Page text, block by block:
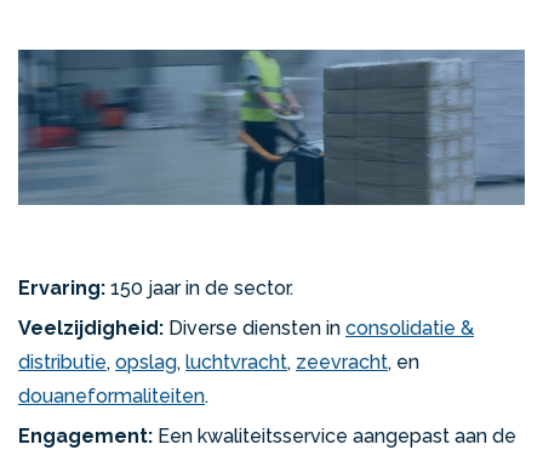
Ervaring: 150 jaar in de sector.
Veelzijdigheid: Diverse diensten in consolidatie &
distributie, opslag, luchtvracht, zeevracht, en
douaneformaliteiten.
Engagement: Een kwaliteitsservice aangepast aan de